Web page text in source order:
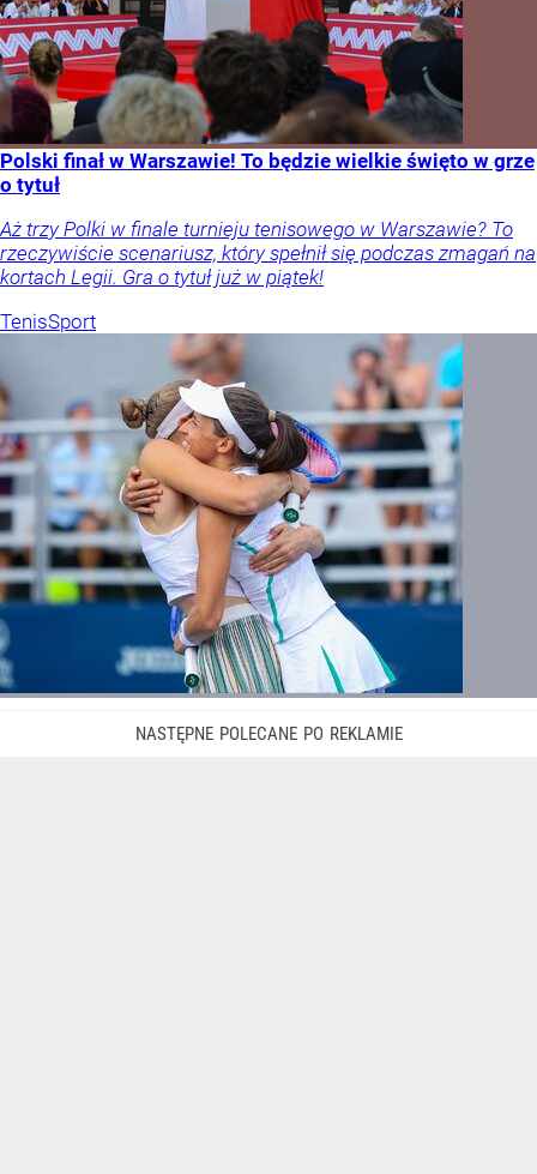
Polski finał w Warszawie! To będzie wielkie święto w grze
o tytuł
Aż trzy Polki w finale turnieju tenisowego w Warszawie? To
rzeczywiście scenariusz, który spełnił się podczas zmagań na
kortach Legii. Gra o tytuł już w piątek!
TenisSport